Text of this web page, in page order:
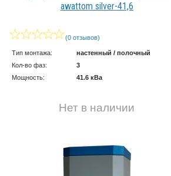
awattom silver-41,6
(0 отзывов)
Тип монтажа:
настенный / полочный
Кол-во фаз:
3
Мощность:
41.6 кВа
Нет в наличии